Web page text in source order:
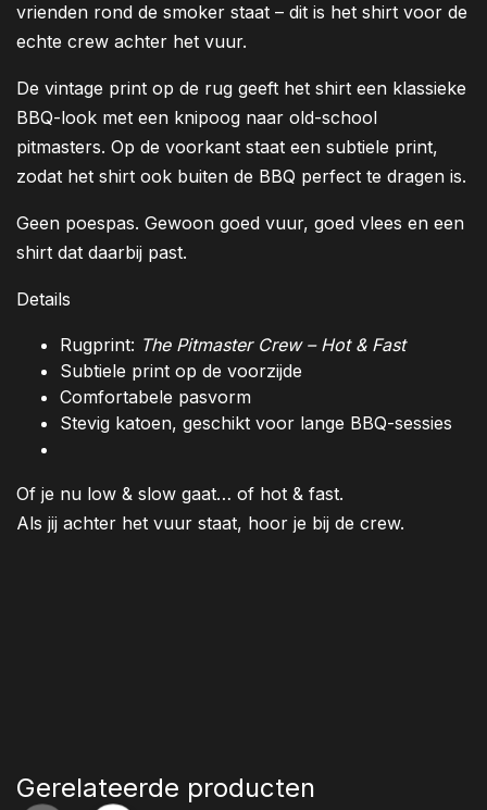
vrienden rond de smoker staat – dit is het shirt voor de
echte crew achter het vuur.
De vintage print op de rug geeft het shirt een klassieke
BBQ-look met een knipoog naar old-school
pitmasters. Op de voorkant staat een subtiele print,
zodat het shirt ook buiten de BBQ perfect te dragen is.
Geen poespas. Gewoon goed vuur, goed vlees en een
shirt dat daarbij past.
Details
Rugprint: The Pitmaster Crew – Hot & Fast
Subtiele print op de voorzijde
Comfortabele pasvorm
Stevig katoen, geschikt voor lange BBQ-sessies
Of je nu low & slow gaat… of hot & fast.
Als jij achter het vuur staat, hoor je bij de crew.
Gerelateerde producten